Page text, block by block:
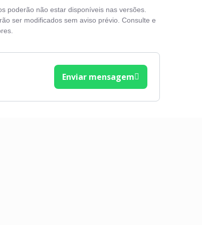
Travas elétricas
Vidros elétricos
Volante com Regulagem de Altura
poderão não estar disponíveis nas versões.
ser modificados sem aviso prévio. Consulte e
Enviar mensagem